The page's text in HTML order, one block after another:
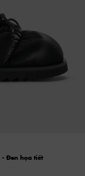
- Đen họa tiết